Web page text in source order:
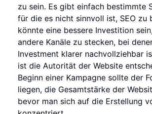
zu sein. Es gibt einfach bestimmte
für die es nicht sinnvoll ist, SEO zu
könnte eine bessere Investition
andere Kanäle zu stecken, bei
Investment klarer nachvollziehbar
ist die Autorität der Website
Beginn einer Kampagne sollte der
liegen, die Gesamtstärke der
bevor man sich auf die Erstellung